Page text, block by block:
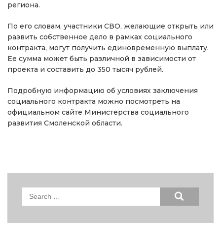
региона.
По его словам, участники СВО, желающие открыть или
развить собственное дело в рамках социального
контракта, могут получить единовременную выплату.
Ее сумма может быть различной в зависимости от
проекта и составить до 350 тысяч рублей.
Подробную информацию об условиях заключения
социального контракта можно посмотреть на
официальном сайте Министерства социального
развития Смоленской области.
Search